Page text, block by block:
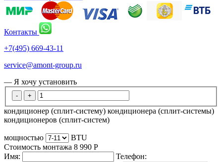
Контакты
+7(495) 669-43-11
service@amont-group.ru
— Я хочу установить
- +
кондиционер (сплит-систему) кондиционера (сплит-системы)
кондиционеров (сплит-систем)
мощностью
BTU
Стоимость монтажа 8 990 Р
Имя:
Телефон: